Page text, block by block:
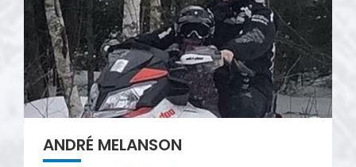
ANDRÉ MELANSON​